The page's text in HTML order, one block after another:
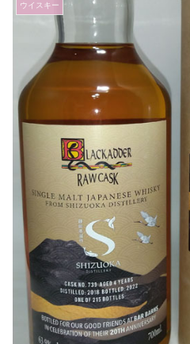
ウイスキー